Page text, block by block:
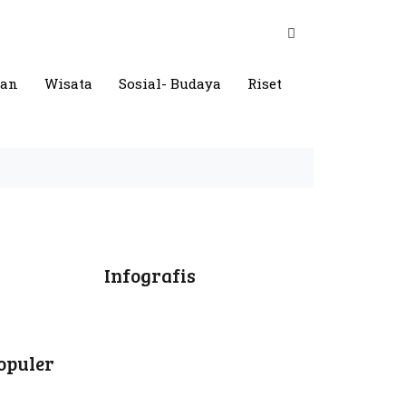
Wisata Sosial- Budaya Riset
Infografis